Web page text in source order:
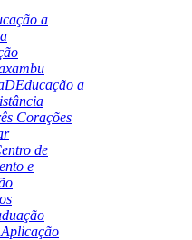
a
Educação a
Corações
de
e